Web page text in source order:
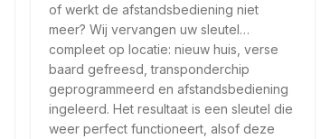
of werkt de afstandsbediening niet
meer? Wij vervangen uw sleutel
compleet op locatie: nieuw huis, verse
baard gefreesd, transponderchip
geprogrammeerd en afstandsbediening
ingeleerd. Het resultaat is een sleutel die
weer perfect functioneert, alsof deze